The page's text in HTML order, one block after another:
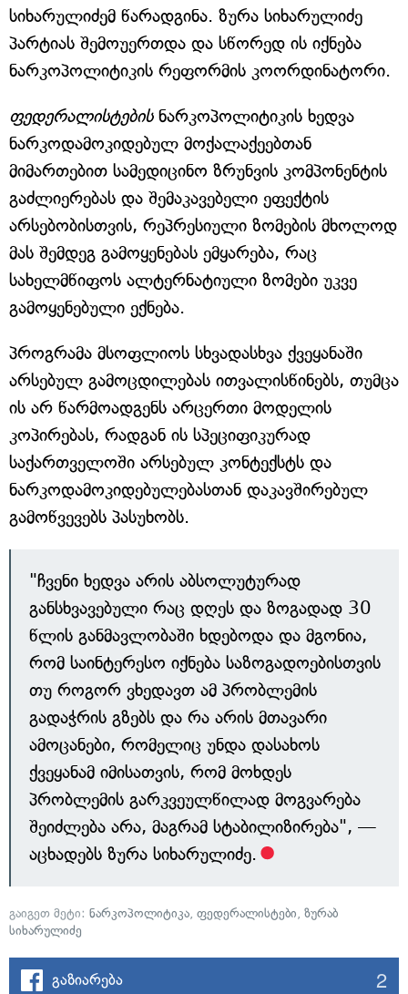
სიხარულიძემ წარადგინა. ზურა სიხარულიძე
პარტიას შემოუერთდა და სწორედ ის იქნება
ნარკოპოლიტიკის რეფორმის კოორდინატორი.
ფედერალისტებისნარკოპოლიტიკის ხედვა
ნარკოდამოკიდებულ მოქალაქეებთან
მიმართებით სამედიცინო ზრუნვის კომპონენტის
გაძლიერებას და შემაკავებელი ეფექტის
არსებობისთვის, რეპრესიული ზომების მხოლოდ
მას შემდეგ გამოყენებას ემყარება, რაც
სახელმწიფოს ალტერნატიული ზომები უკვე
გამოყენებული ექნება.
პროგრამა მსოფლიოს სხვადასხვა ქვეყანაში
არსებულ გამოცდილებას ითვალისწინებს, თუმცა
ის არ წარმოადგენს არცერთი მოდელის
კოპირებას, რადგან ის სპეციფიკურად
საქართველოში არსებულ კონტექსტს და
ნარკოდამოკიდებულებასთან დაკავშირებულ
გამოწვევებს პასუხობს.
"ჩვენი ხედვა არის აბსოლუტურად
განსხვავებული რაც დღეს და ზოგადად 30
წლის განმავლობაში ხდებოდა და მგონია,
რომ საინტერესო იქნება საზოგადოებისთვის
თუ როგორ ვხედავთ ამ პრობლემის
გადაჭრის გზებს და რა არის მთავარი
ამოცანები, რომელიც უნდა დასახოს
ქვეყანამ იმისათვის, რომ მოხდეს
პრობლემის გარკვეულწილად მოგვარება
შეიძლება არა, მაგრამ სტაბილიზირება", —
აცხადებს ზურა სიხარულიძე.
გაიგეთ მეტი: ნარკოპოლიტიკა, ფედერალისტები, ზურაბ
სიხარულიძე
გაზიარება 2